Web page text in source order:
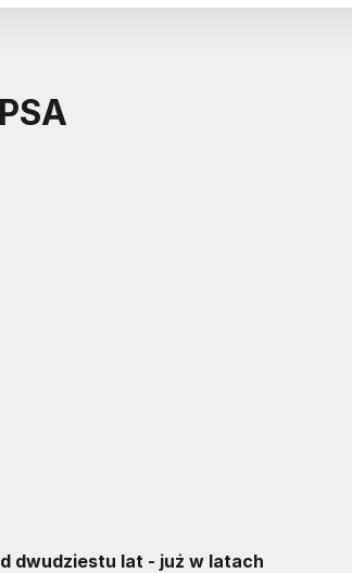
dwudziestu lat - już w latach